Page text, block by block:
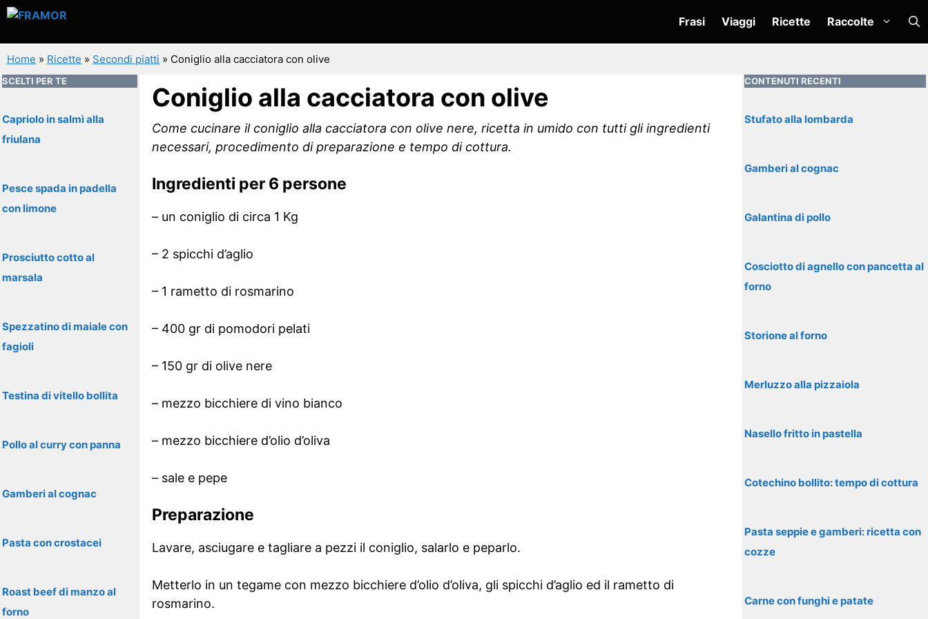
Vai
contenuto
Frasi Viaggi Ricette Raccolte
Home » Ricette » Secondi piatti » Coniglio alla cacciatora con olive
Coniglio alla cacciatora con olive
Come cucinare il coniglio alla cacciatora con olive nere, ricetta in umido con tutti gli ingredienti
necessari, procedimento di preparazione e tempo di cottura.
Ingredienti per 6 persone
– un coniglio di circa 1 Kg
– 2 spicchi d’aglio
– 1 rametto di rosmarino
– 400 gr di pomodori pelati
– 150 gr di olive nere
– mezzo bicchiere di vino bianco
– mezzo bicchiere d’olio d’oliva
– sale e pepe
Preparazione
Lavare, asciugare e tagliare a pezzi il coniglio, salarlo e peparlo.
Metterlo in un tegame con mezzo bicchiere d’olio d’oliva, gli spicchi d’aglio ed il rametto di
rosmarino.
SCELTI PER TE
Capriolo in salmì alla
friulana
Pesce spada in padella
con limone
Prosciutto cotto al
marsala
Spezzatino di maiale con
fagioli
Testina di vitello bollita
Pollo al curry con panna
Gamberi al cognac
Pasta con crostacei
Roast beef di manzo al
forno
CONTENUTI RECENTI
Stufato alla lombarda
Gamberi al cognac
Galantina di pollo
Cosciotto di agnello con pancetta al
forno
Storione al forno
Merluzzo alla pizzaiola
Nasello fritto in pastella
Cotechino bollito: tempo di cottura
Pasta seppie e gamberi: ricetta con
cozze
Carne con funghi e patate